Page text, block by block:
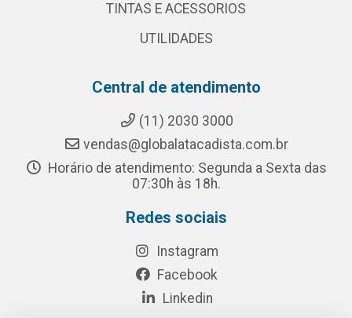
TINTAS E ACESSORIOS
UTILIDADES
Central de atendimento
(11) 2030 3000
vendas@globalatacadista.com.br
Horário de atendimento: Segunda a Sexta das
07:30h às 18h.
Redes sociais
Instagram
Facebook
Linkedin